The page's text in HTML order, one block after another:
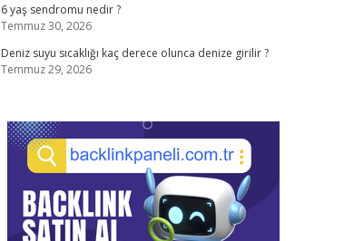
6 yaş sendromu nedir ?
Temmuz 30, 2026
Deniz suyu sıcaklığı kaç derece olunca denize girilir ?
Temmuz 29, 2026